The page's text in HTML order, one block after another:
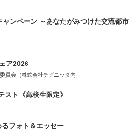
ンペーン ～あなたがみつけた交流都市
ア2026
員会（株式会社チグニッタ内）
スト《高校生限定》
フォト＆エッセー